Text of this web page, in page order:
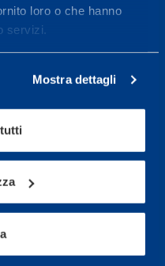
loro o che hanno
servizi.
Mostra dettagli